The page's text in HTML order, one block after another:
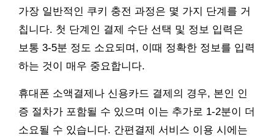
가장 일반적인 쿠키 충전 과정은 몇 가지 단계를 거
칩니다. 첫 단계인 결제 수단 선택 및 정보 입력은
보통 3-5분 정도 소요되며, 이때 정확한 정보를 입력
하는 것이 매우 중요합니다.
휴대폰 소액결제나 신용카드 결제의 경우, 본인 인
증 절차가 포함될 수 있으며 이는 추가로 1-2분이 더
소요될 수 있습니다. 간편결제 서비스 이용 시에는